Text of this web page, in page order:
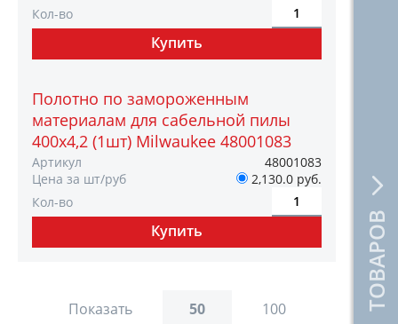
Кол-во
Полотно по замороженным
материалам для сабельной пилы
400х4,2 (1шт) Milwaukee 48001083
Артикул
48001083
Цена за шт/руб
2,130.0 руб.
Кол-во
Показать 50
100